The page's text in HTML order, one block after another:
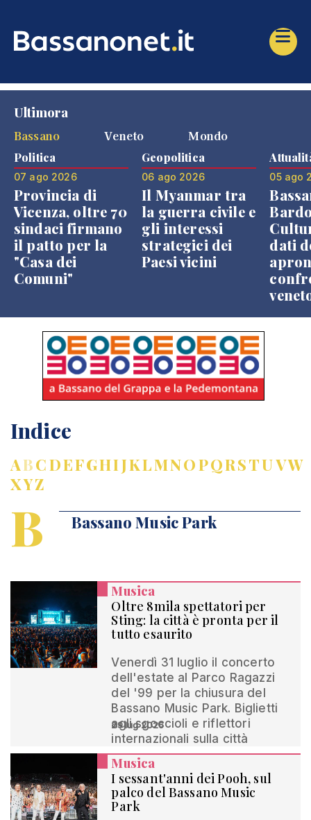
Ultimora
Bassano
Veneto Mondo
Politica
07 ago 2026
Provincia di
Vicenza, oltre 70
sindaci firmano
il patto per la
"Casa dei
Comuni"
Geopolitica
06 ago 2026
Il Myanmar tra
la guerra civile e
gli interessi
strategici dei
Paesi vicini
05 ago
dati
Indice
ABCDEFGHIJKLMNOPQRSTUVW
XYZ
B Bassano Music Park
Musica
Oltre 8mila spettatori per
Sting: la città è pronta per il
tutto esaurito
Venerdì 31 luglio il concerto
dell'estate al Parco Ragazzi
del '99 per la chiusura del
Bassano Music Park. Biglietti
agli sgoccioli e riflettori
internazionali sulla città
29 lug 2026
Musica
I sessant'anni dei Pooh, sul
palco del Bassano Music
Park